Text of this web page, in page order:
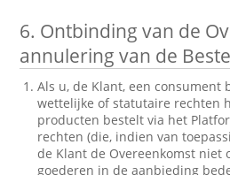
6. Ontbinding van de
annulering van de
Als u, de Klant, een consument
wettelijke of statutaire rechten
producten bestelt via het
rechten (die, indien van
de Klant de Overeenkomst niet
goederen in de aanbieding